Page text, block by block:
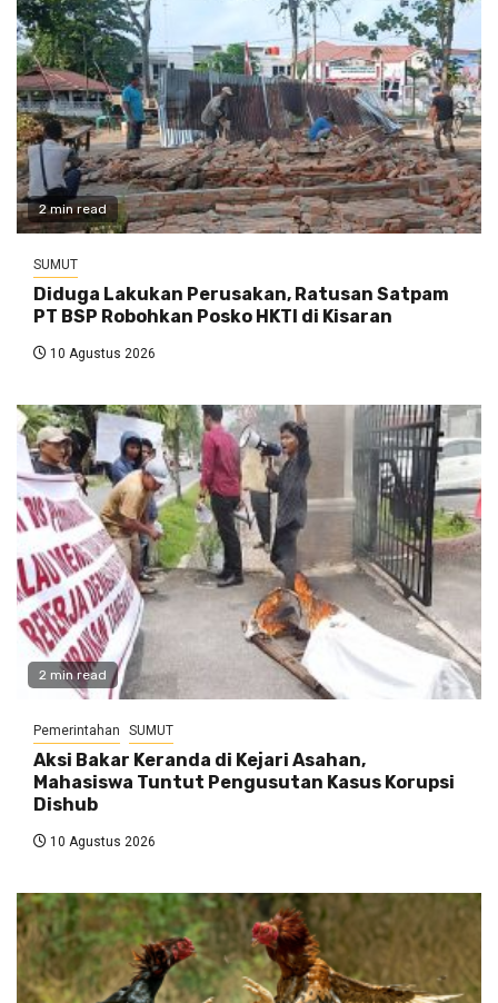
2 min read
SUMUT
Diduga Lakukan Perusakan, Ratusan Satpam
PT BSP Robohkan Posko HKTI di Kisaran
10 Agustus 2026
2 min read
Pemerintahan SUMUT
Aksi Bakar Keranda di Kejari Asahan,
Mahasiswa Tuntut Pengusutan Kasus Korupsi
Dishub
10 Agustus 2026